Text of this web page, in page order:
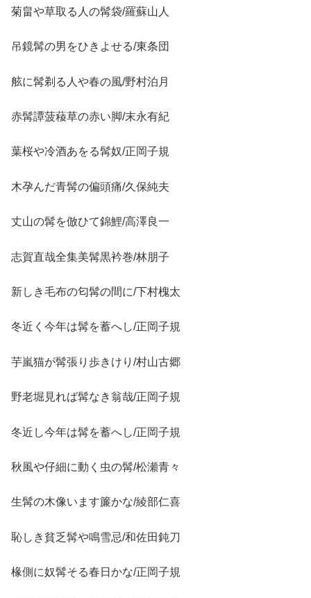
菊畠や草取る人の髯袋/羅蘇山人
吊鏡髯の男をひきよせる/東条団
舷に髯剃る人や春の風/野村泊月
赤髯譚菠薐草の赤い脚/末永有紀
葉桜や冷酒あをる髯奴/正岡子規
木孕んだ青髯の偏頭痛/久保純夫
丈山の髯を倣ひて錦鯉/高澤良一
志賀直哉全集美髯黒衿巻/林朋子
新しき毛布の匂髯の間に/下村槐太
冬近く今年は髯を蓄へし/正岡子規
芋嵐猫が髯張り歩きけり/村山古郷
野老堀見れば髯なき翁哉/正岡子規
冬近し今年は髯を蓄へし/正岡子規
秋風や仔細に動く虫の髯/松瀬青々
生髯の木像います簾かな/綾部仁喜
恥しき貧乏髯や鳴雪忌/和佐田鈍刀
椽側に奴髯そる春日かな/正岡子規